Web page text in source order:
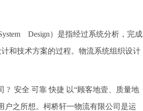
Design）是指经过系统分析，完成
和技术方案的过程。物流系统组织设计
? 安全 可靠 快捷 以“顾客地壹、质量地
户之所想。柯桥轩一物流有限公司是运